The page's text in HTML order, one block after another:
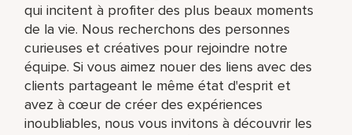
qui incitent à profiter des plus beaux moments
de la vie. Nous recherchons des personnes
curieuses et créatives pour rejoindre notre
équipe. Si vous aimez nouer des liens avec des
clients partageant le même état d'esprit et
avez à cœur de créer des expériences
inoubliables, nous vous invitons à découvrir les